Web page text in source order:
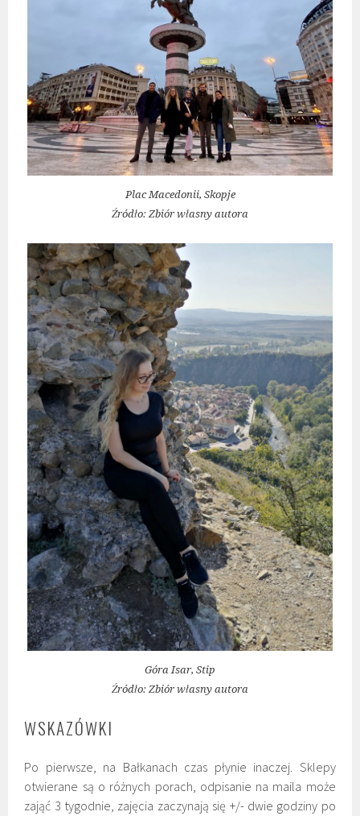
Plac Macedonii, Skopje
Źródło: Zbiór własny autora
Góra Isar, Stip
Źródło: Zbiór własny autora
WSKAZÓWKI
Po pierwsze, na Bałkanach czas płynie inaczej. Sklepy
otwierane są o różnych porach, odpisanie na maila może
zająć 3 tygodnie, zajęcia zaczynają się +/- dwie godziny po